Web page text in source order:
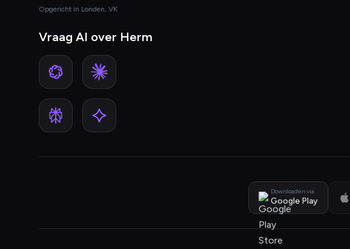
Opgericht in Londen, VK
Vraag AI over Herm
Downloaden via
Google Play